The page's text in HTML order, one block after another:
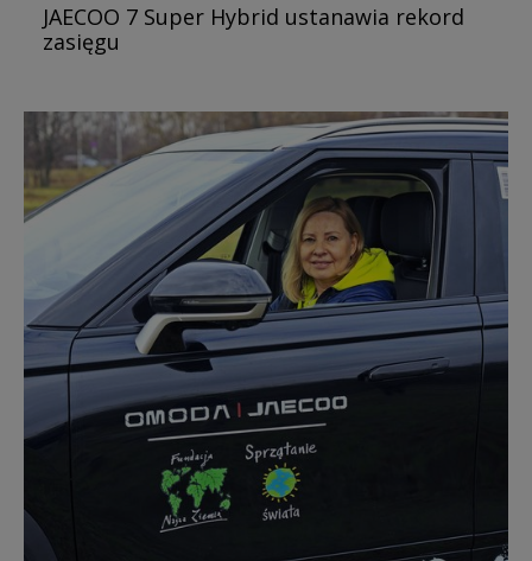
JAECOO 7 Super Hybrid ustanawia rekord
zasięgu